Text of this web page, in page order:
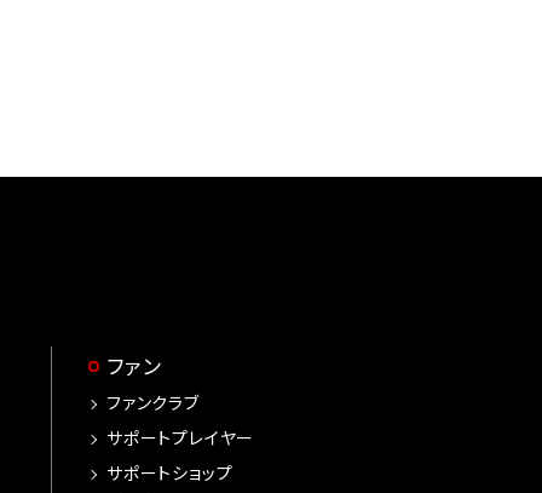
ファン
ファンクラブ
サポートプレイヤー
サポートショップ